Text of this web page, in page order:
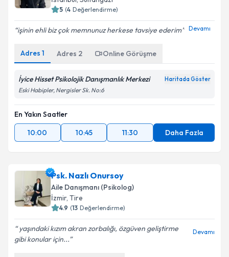
5 (4 Değerlendirme)
işinin ehli biz çok memnunuz herkese tavsiye ederim Devamı
Adres 1 Adres 2 Online Görüşme
İyice Hisset Psikolojik Danışmanlık Merkezi Haritada Göster
Eski Habipler, Nergisler Sk. No:6
En Yakın Saatler
10:00
10:45 11:30 Daha Fazla
Psk. Nazlı Onursoy
Aile Danışmanı (Psikolog)
İzmir, Tire
4.9 (13 Değerlendirme)
yaşındaki kızım akran zorbalığı, özgüven geliştirme
gibi konular için...
Devamı